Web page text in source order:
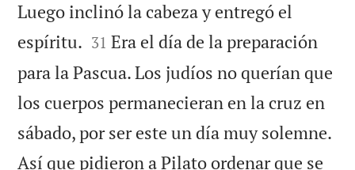
Luego inclinó la cabeza y entregó el
espíritu. 

31 Era el día de la preparación
para la Pascua. Los judíos no querían que
los cuerpos permanecieran en la cruz en
sábado, por ser este un día muy solemne.
Así que pidieron a Pilato ordenar que se